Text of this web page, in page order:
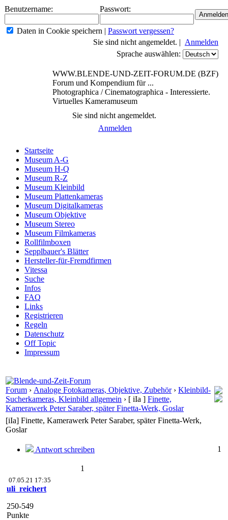
Benutzername: Passwort:
Daten in Cookie speichern | Passwort vergessen?
Sie sind nicht angemeldet. | Anmelden
Sprache auswählen:
WWW.BLENDE-UND-ZEIT-FORUM.DE (BZF)
Forum und Kompendium für ...
Photographica / Cinematographica - Interessierte.
Virtuelles Kameramuseum
Sie sind nicht angemeldet.
Anmelden
Startseite
Museum A-G
Museum H-Q
Museum R-Z
Museum Kleinbild
Museum Plattenkameras
Museum Digitalkameras
Museum Objektive
Museum Stereo
Museum Filmkameras
Rollfilmboxen
Sepplbauer's Blätter
Hersteller-für-Fremdfirmen
Vitessa
Suche
Infos
FAQ
Links
Registrieren
Regeln
Datenschutz
Off Topic
Impressum
Forum › Analoge Fotokameras, Objektive, Zubehör› Kleinbild-
Sucherkameras, Kleinbild allgemein › [ iIa ] Finette,
Kamerawerk Peter Saraber, später Finetta-Werk, Goslar
[iIa] Finette, Kamerawerk Peter Saraber, später Finetta-Werk,
Goslar
Antwort schreiben 1
1
07.05.21 17:35
uli_reichert
250-549
Punkte